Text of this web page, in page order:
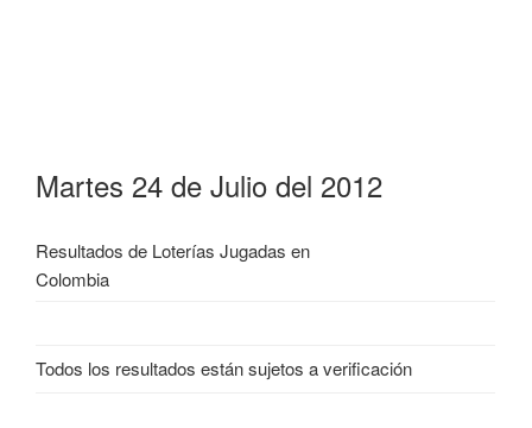
Martes 24 de Julio del 2012
Resultados de Loterías Jugadas en
Colombia
Todos los resultados están sujetos a verificación